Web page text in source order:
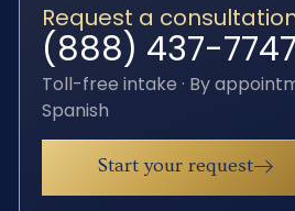
Request a
(888) 437-7747
Toll-free intake · By
Spanish
Start your request